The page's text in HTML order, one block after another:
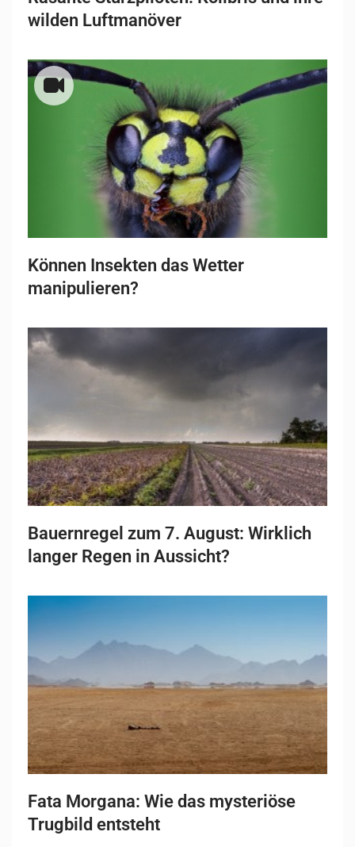
wilden Luftmanöver
Können Insekten das Wetter
manipulieren?
Bauernregel zum 7. August: Wirklich
langer Regen in Aussicht?
Fata Morgana: Wie das mysteriöse
Trugbild entsteht